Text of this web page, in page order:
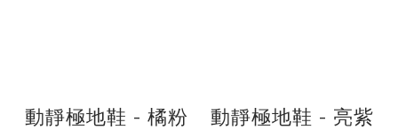
動靜極地鞋 - 橘粉 動靜極地鞋 - 亮紫